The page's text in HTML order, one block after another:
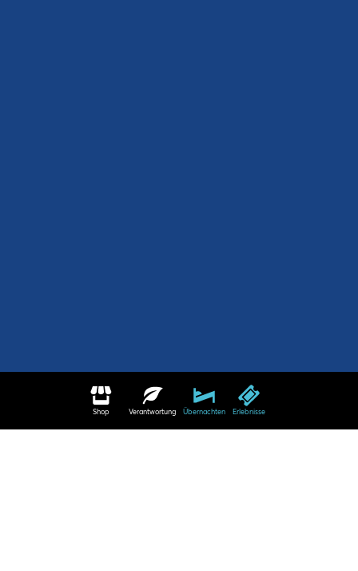
Shop Verantwortung Übernachten Erlebnisse